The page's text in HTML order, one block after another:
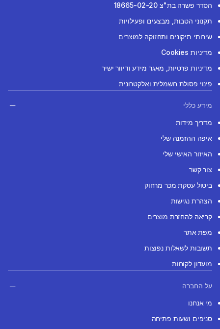
הסדר פשרה בת"צ 18665-02-20
תקנוני הטבות, מבצעים ופעילויות
שירותי תיקונים ותחזוקה למוצרים
מדיניות Cookies
מדיניות פרטיות, מאגר מידע ודיוור ישיר
פינוי פסולת חשמלית ואלקטרונית
מידע כללי
מדריך מידות
איפה ההזמנה שלי
האיזור האישי שלי
צור קשר
ביטול עסקת מכר מרחוק
הצהרת נגישות
קריאה להחזרת מוצרים
מפת אתר
תשובות לשאלות נפוצות
מועדון לקוחות
על החברה
מי אנחנו
סניפים ושעות פתיחה